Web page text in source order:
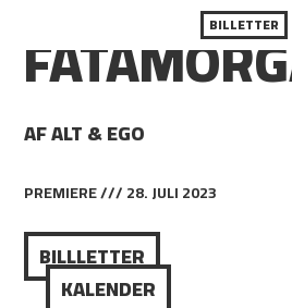
BILLETTER
AF ALT & EGO
PREMIERE /// 28. JULI 2023
BILLLETTER
KALENDER